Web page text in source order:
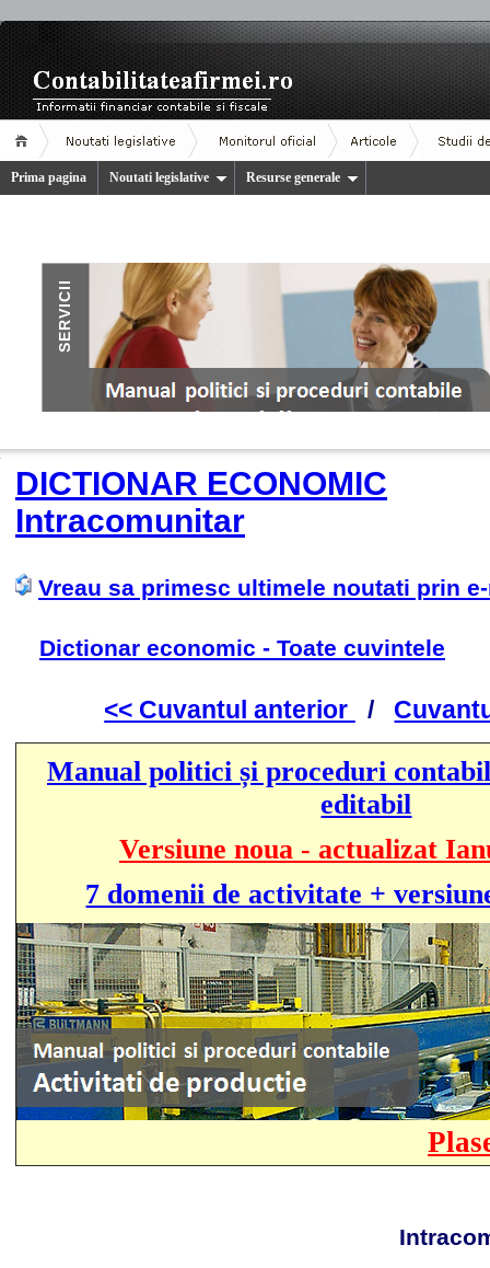
Prima pagina Noutati legislative Resurse generale
DICTIONAR ECONOMIC
Intracomunitar
Vreau sa primesc ultimele noutati prin
Dictionar economic - Toate cuvintele
<< Cuvantul anterior /
Manual politici și proceduri
editabil
Versiune noua - actualizat
7 domenii de activitate +